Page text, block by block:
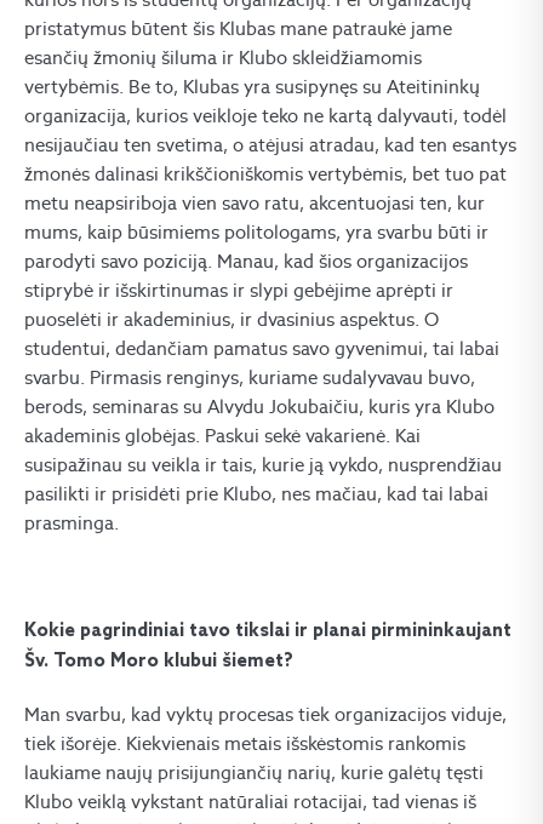
pristatymus būtent šis Klubas mane patraukė jame
esančių žmonių šiluma ir Klubo skleidžiamomis
vertybėmis. Be to, Klubas yra susipynęs su Ateitininkų
organizacija, kurios veikloje teko ne kartą dalyvauti, todėl
nesijaučiau ten svetima, o atėjusi atradau, kad ten esantys
žmonės dalinasi krikščioniškomis vertybėmis, bet tuo pat
metu neapsiriboja vien savo ratu, akcentuojasi ten, kur
mums, kaip būsimiems politologams, yra svarbu būti ir
parodyti savo poziciją. Manau, kad šios organizacijos
stiprybė ir išskirtinumas ir slypi gebėjime aprėpti ir
puoselėti ir akademinius, ir dvasinius aspektus. O
studentui, dedančiam pamatus savo gyvenimui, tai labai
svarbu. Pirmasis renginys, kuriame sudalyvavau buvo,
berods, seminaras su Alvydu Jokubaičiu, kuris yra Klubo
akademinis globėjas. Paskui sekė vakarienė. Kai
susipažinau su veikla ir tais, kurie ją vykdo, nusprendžiau
pasilikti ir prisidėti prie Klubo, nes mačiau, kad tai labai
prasminga.
Kokie pagrindiniai tavo tikslai ir planai pirmininkaujant
Šv. Tomo Moro klubui šiemet?
Man svarbu, kad vyktų procesas tiek organizacijos viduje,
tiek išorėje. Kiekvienais metais išskėstomis rankomis
laukiame naujų prisijungiančių narių, kurie galėtų tęsti
Klubo veiklą vykstant natūraliai rotacijai, tad vienas iš